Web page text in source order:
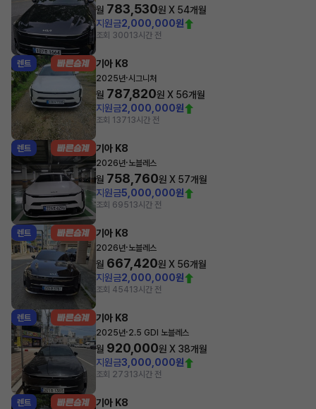
월 783,530원 X 54개월
지원금2,000,000원
조회 30013시간 전
렌트 기아 K8
2025년·시그니처
월 787,820원 X 56개월
지원금2,000,000원
조회 13713시간 전
렌트 기아 K8
2026년·노블레스
월 758,760원 X 57개월
지원금5,000,000원
조회 69513시간 전
렌트 기아 K8
2026년·노블레스
월 667,420원 X 56개월
지원금2,000,000원
조회 45413시간 전
렌트 기아 K8
2025년·2.5 GDI 노블레스
월 920,000원 X 38개월
지원금3,000,000원
조회 27313시간 전
렌트 기아 K8